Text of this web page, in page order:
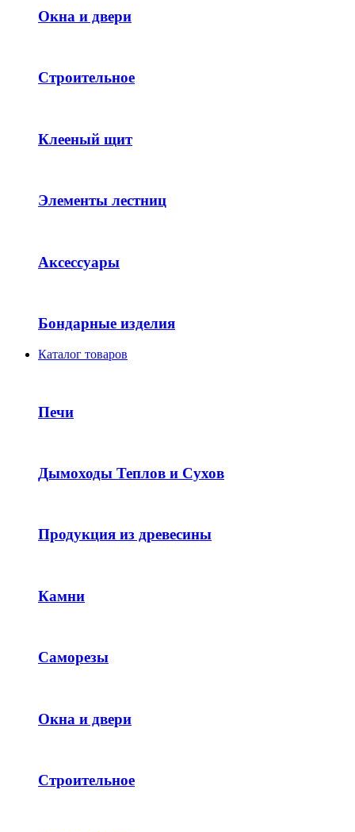
Окна и двери
Строительное
Клееный щит
Элементы лестниц
Аксессуары
Бондарные изделия
Каталог товаров
Печи
Дымоходы Теплов и Сухов
Продукция из древесины
Камни
Саморезы
Окна и двери
Строительное